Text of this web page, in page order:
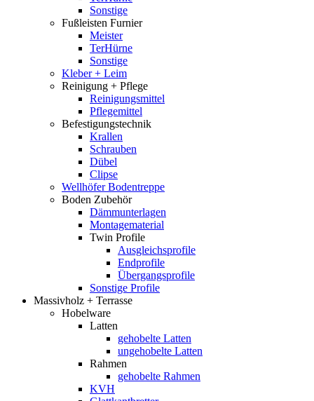
Sonstige
Fußleisten Furnier
Meister
TerHürne
Sonstige
Kleber + Leim
Reinigung + Pflege
Reinigungsmittel
Pflegemittel
Befestigungstechnik
Krallen
Schrauben
Dübel
Clipse
Wellhöfer Bodentreppe
Boden Zubehör
Dämmunterlagen
Montagematerial
Twin Profile
Ausgleichsprofile
Endprofile
Übergangsprofile
Sonstige Profile
Massivholz + Terrasse
Hobelware
Latten
gehobelte Latten
ungehobelte Latten
Rahmen
gehobelte Rahmen
KVH